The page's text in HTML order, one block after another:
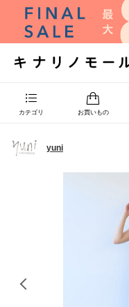
カテゴリ お買いもの
yuni